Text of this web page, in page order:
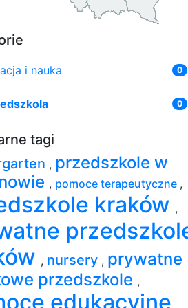
i nauka 0
0
tagi
, przedszkole w
, pomoce terapeutyczne ,
kraków ,
, nursery , prywatne
przedszkole ,
edukacyjne